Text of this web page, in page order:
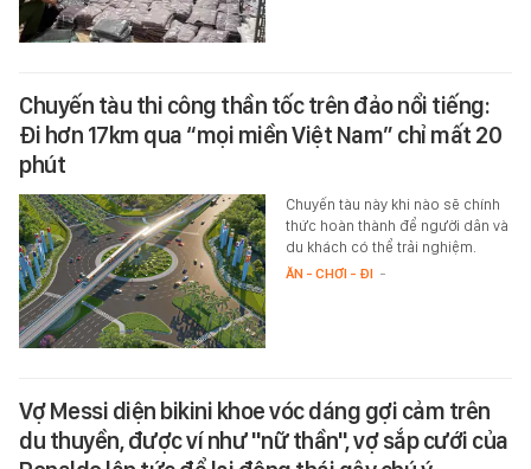
Chuyến tàu thi công thần tốc trên đảo nổi tiếng:
Đi hơn 17km qua “mọi miền Việt Nam” chỉ mất 20
phút
Chuyến tàu này khi nào sẽ chính
thức hoàn thành để người dân và
du khách có thể trải nghiệm.
ĂN - CHƠI - ĐI -
Vợ Messi diện bikini khoe vóc dáng gợi cảm trên
du thuyền, được ví như "nữ thần", vợ sắp cưới của